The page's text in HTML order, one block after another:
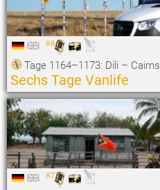
88
Tage 1164–1173: Dili – Cairns
Sechs Tage Vanlife
87